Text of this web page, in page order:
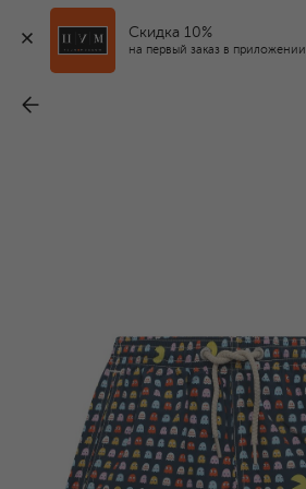
Скидка 10%
на первый заказ в приложении